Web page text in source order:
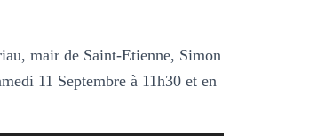
mair de Saint-Etienne, Simon
11 Septembre à 11h30 et en